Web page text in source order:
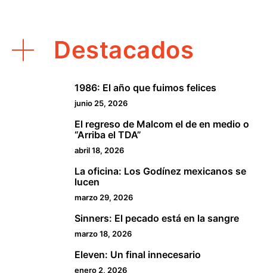
Destacados
1986: El año que fuimos felices
junio 25, 2026
El regreso de Malcom el de en medio o
“Arriba el TDA”
abril 18, 2026
La oficina: Los Godínez mexicanos se
lucen
marzo 29, 2026
Sinners: El pecado está en la sangre
marzo 18, 2026
Eleven: Un final innecesario
enero 2, 2026